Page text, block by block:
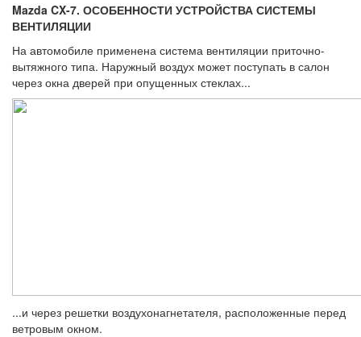
Mazda CX-7. ОСОБЕННОСТИ УСТРОЙСТВА СИСТЕМЫ
ВЕНТИЛЯЦИИ
На автомобиле применена система вен­тиляции приточно-
вытяжного типа. Наруж­ный воздух может поступать в салон
через окна дверей при опущенных стеклах...
...и через решетки воздухонагнетателя, расположенные перед
ветровым окном.